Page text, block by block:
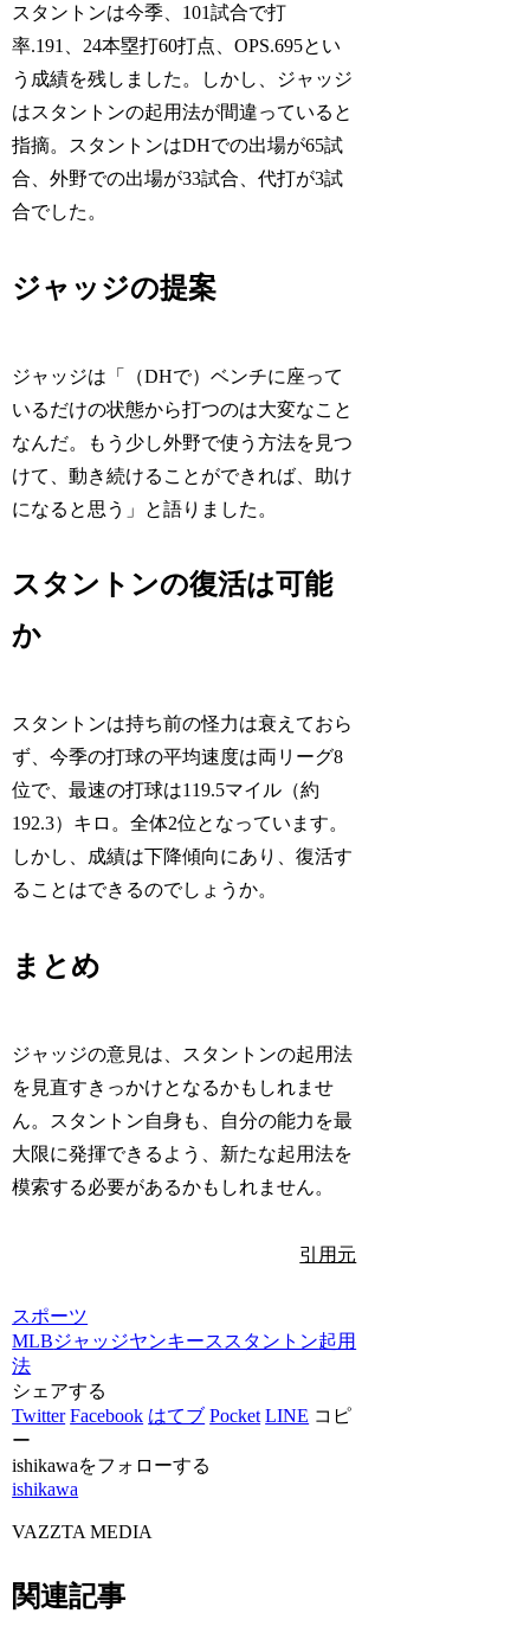
スタントンは今季、101試合で打
率.191、24本塁打60打点、OPS.695とい
う成績を残しました。しかし、ジャッジ
はスタントンの起用法が間違っていると
指摘。スタントンはDHでの出場が65試
合、外野での出場が33試合、代打が3試
合でした。
ジャッジの提案
ジャッジは「（DHで）ベンチに座って
いるだけの状態から打つのは大変なこと
なんだ。もう少し外野で使う方法を見つ
けて、動き続けることができれば、助け
になると思う」と語りました。
スタントンの復活は可能
か
スタントンは持ち前の怪力は衰えておら
ず、今季の打球の平均速度は両リーグ8
位で、最速の打球は119.5マイル（約
192.3）キロ。全体2位となっています。
しかし、成績は下降傾向にあり、復活す
ることはできるのでしょうか。
まとめ
ジャッジの意見は、スタントンの起用法
を見直すきっかけとなるかもしれませ
ん。スタントン自身も、自分の能力を最
大限に発揮できるよう、新たな起用法を
模索する必要があるかもしれません。
引用元
スポーツ
MLBジャッジヤンキーススタントン起用
法
シェアする
Twitter Facebook はてブ Pocket LINE コピ
ー
ishikawaをフォローする
ishikawa
VAZZTA MEDIA
関連記事